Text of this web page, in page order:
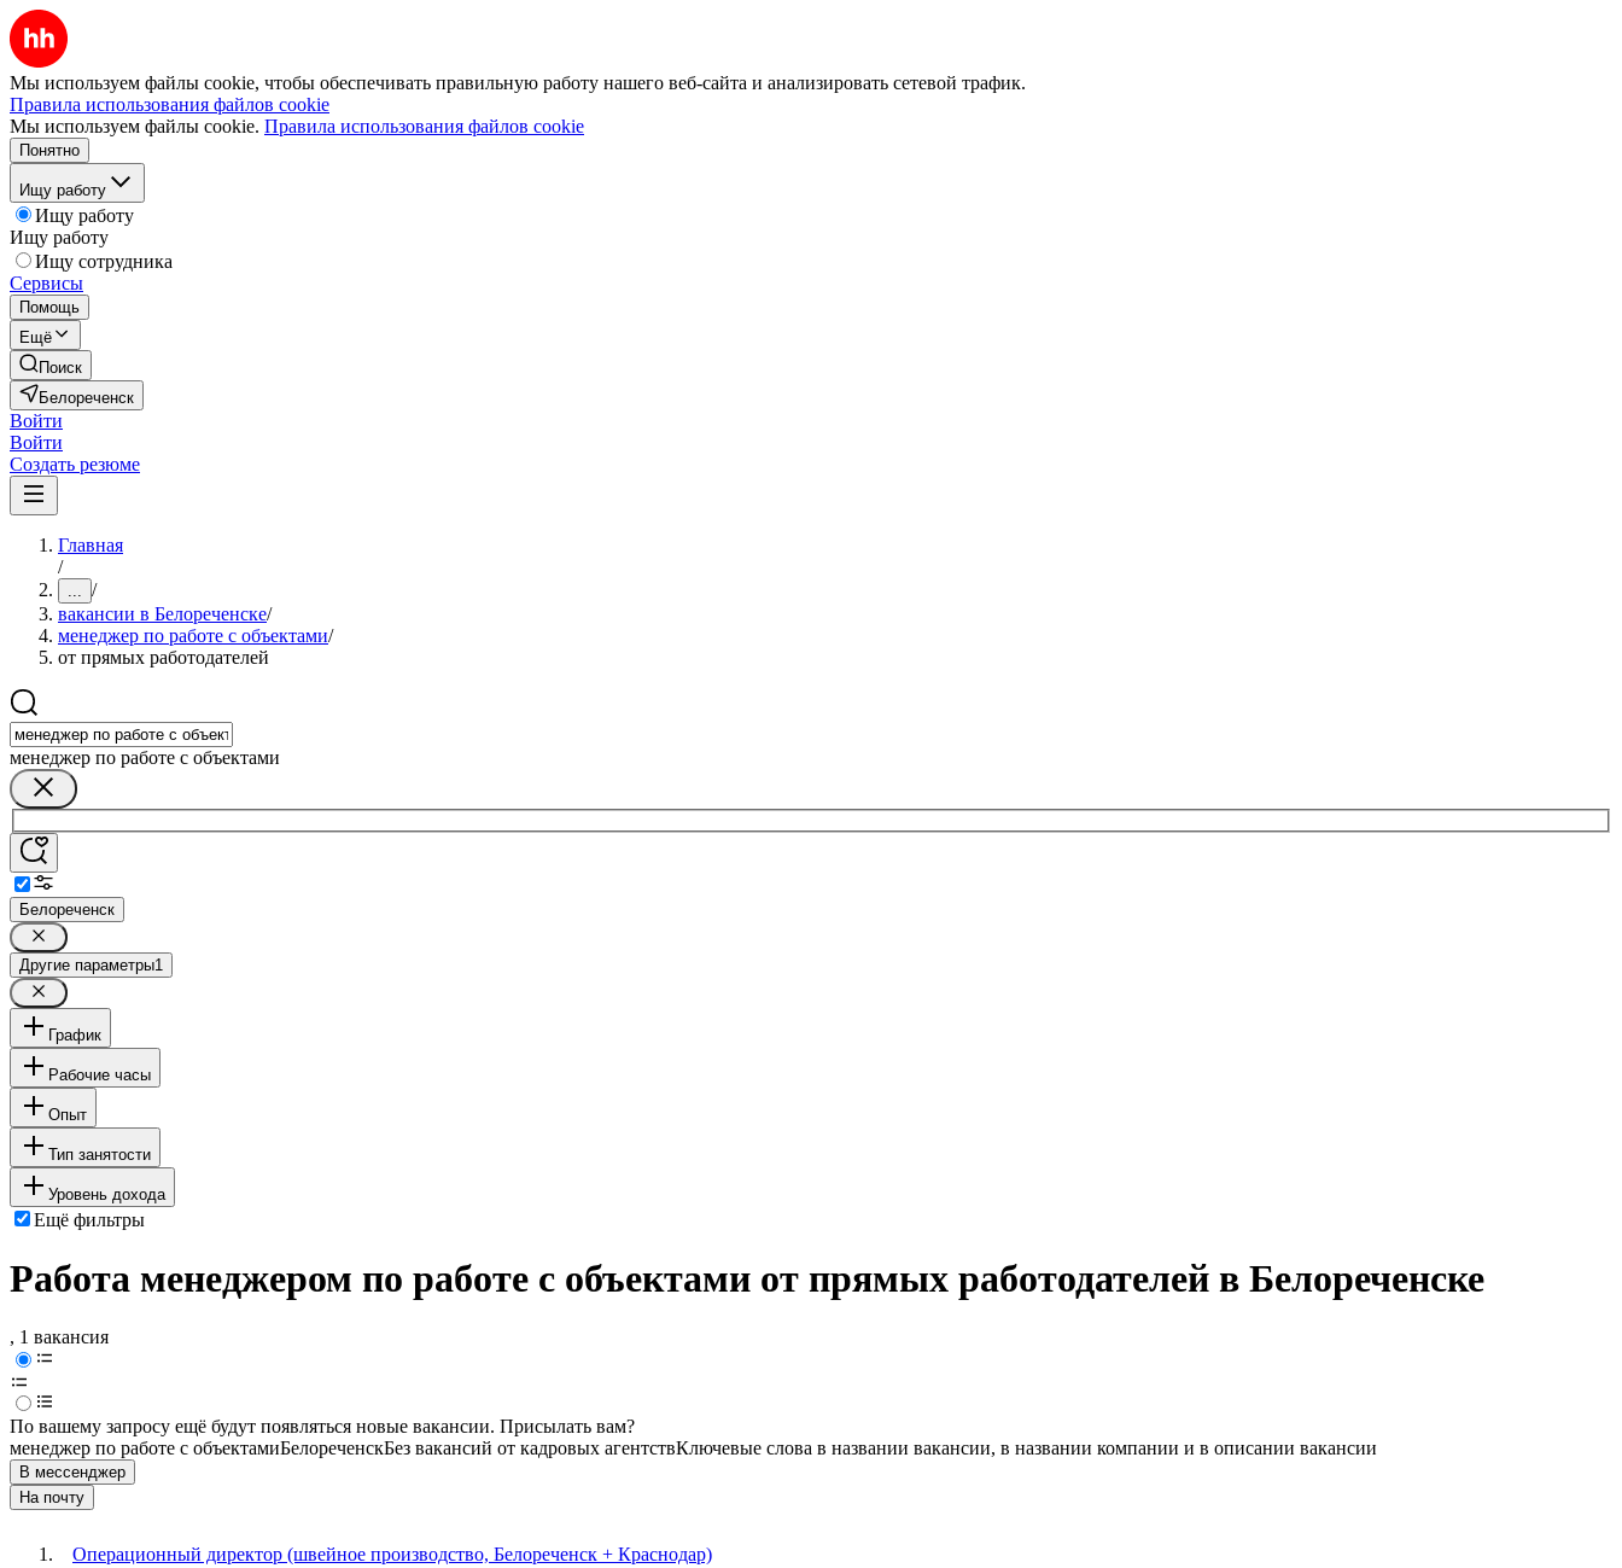
Мы используем файлы cookie, чтобы обеспечивать правильную работу нашего веб-сайта и анализировать сетевой трафик.
Правила использования файлов cookie
Мы используем файлы cookie. Правила использования файлов cookie
Понятно
Ищу работу
Ищу работу
Ищу работу
Ищу сотрудника
Сервисы
Помощь
Ещё
Поиск
Белореченск
Войти
Войти
Создать резюме
Главная
/
... /
вакансии в Белореченске/
менеджер по работе с объектами/
от прямых работодателей
менеджер по работе с объектами
Белореченск
Другие параметры1
График
Рабочие часы
Опыт
Тип занятости
Уровень дохода
Ещё фильтры
Работа менеджером по работе с объектами от прямых работодателей в Белореченске
, 1 вакансия
По вашему запросу ещё будут появляться новые вакансии. Присылать вам?
менеджер по работе с объектамиБелореченскБез вакансий от кадровых агентствКлючевые слова в названии вакансии, в названии компании и в описании вакансии
В мессенджер
На почту
Операционный директор (швейное производство, Белореченск + Краснодар)